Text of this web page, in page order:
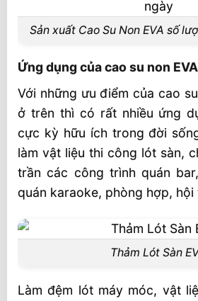
Sản xuất Cao Su Non EVA số
Ứng dụng của cao su non EVA
Với những ưu điểm của cao
ở trên thì có rất nhiều ứng
cực kỳ hữu ích trong đời
làm vật liệu thi công lót sàn,
trần các công trình quán
quán karaoke, phòng hợp, hội
Thảm Lót Sàn
Làm đệm lót máy móc, vật